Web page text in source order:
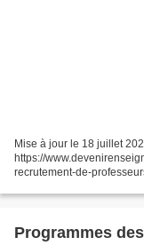
Mise à jour le 18 juillet
https://
recrutement-de-
https://
Programmes